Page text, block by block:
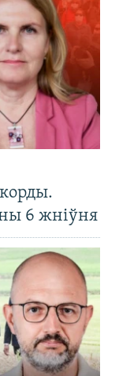
6 жніўня